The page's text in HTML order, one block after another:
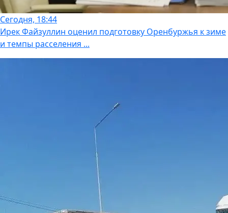
Сегодня, 18:44
Ирек Файзуллин оценил подготовку Оренбуржья к зиме
и темпы расселения ...